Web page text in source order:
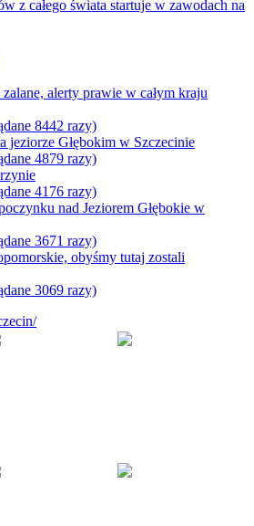
alerty prawie w całym kraju
8442 razy)
jeziorze Głębokim w Szczecinie
4879 razy)
4176 razy)
nad Jeziorem Głębokie w
3671 razy)
obyśmy tutaj zostali
3069 razy)